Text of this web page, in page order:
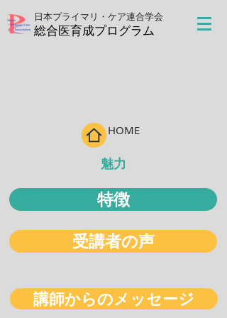
​総合医育成プログラム
日本プライマリ・ケア連合学会
HOME
魅力
特徴
受講者の声
講師からのメッセージ